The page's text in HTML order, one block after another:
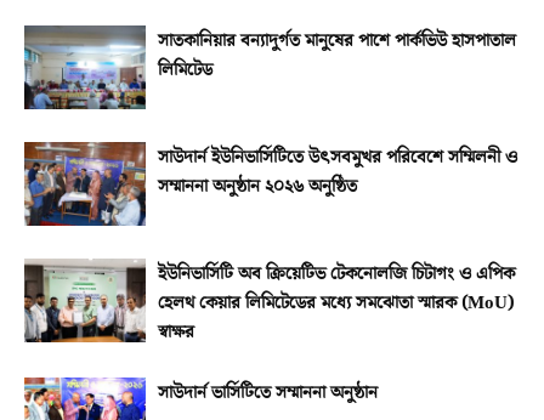
সাতকানিয়ার বন্যাদুর্গত মানুষের পাশে পার্কভিউ হাসপাতাল
লিমিটেড
সাউদার্ন ইউনিভার্সিটিতে উৎসবমুখর পরিবেশে সম্মিলনী ও
সম্মাননা অনুষ্ঠান ২০২৬ অনুষ্ঠিত
ইউনিভার্সিটি অব ক্রিয়েটিভ টেকনোলজি চিটাগং ও এপিক
হেলথ কেয়ার লিমিটেডের মধ্যে সমঝোতা স্মারক (MoU)
স্বাক্ষর
সাউদার্ন ভার্সিটিতে সম্মাননা অনুষ্ঠান